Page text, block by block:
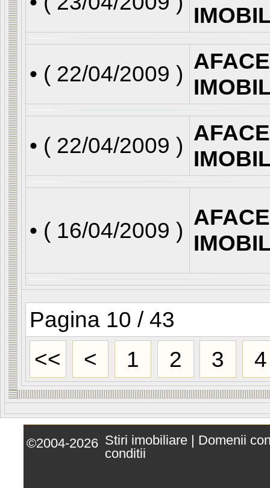
• ( 22/04/2009 )
• ( 22/04/2009 )
• ( 16/04/2009 )
Pagina 10 / 43
<<
< 1 2 3 4
©2004-2026 Stiri imobiliare | Domenii
conditii